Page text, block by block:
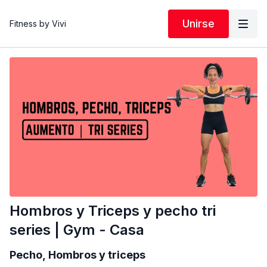
Fitness by Vivi Unirse
Hombros y Triceps y pecho tri
series | Gym - Casa
Pecho, Hombros y triceps